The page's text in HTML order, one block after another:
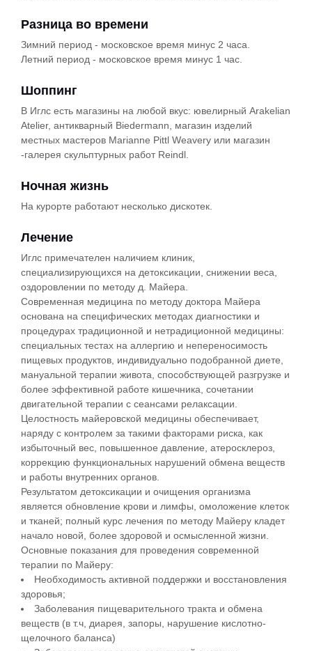
Разница во времени
Зимний период - московское время минус 2 часа.
Летний период - московское время минус 1 час.
Шоппинг
В Иглс есть магазины на любой вкус: ювелирный Arakelian
Atelier, антикварный Biedermann, магазин изделий
местных мастеров Marianne Pittl Weavery или магазин
-галерея скульптурных работ Reindl.
Ночная жизнь
На курорте работают несколько дискотек.
Лечение
Иглс примечателен наличием клиник,
специализирующихся на детоксикации, снижении веса,
оздоровлении по методу д. Майера.
Современная медицина по методу доктора Майера
основана на специфических методах диагностики и
процедурах традиционной и нетрадиционной медицины:
специальных тестах на аллергию и непереносимость
пищевых продуктов, индивидуально подобранной диете,
мануальной терапии живота, способствующей разгрузке и
более эффективной работе кишечника, сочетании
двигательной терапии с сеансами релаксации.
Целостность майеровской медицины обеспечивает,
наряду с контролем за такими факторами риска, как
избыточный вес, повышенное давление, атеросклероз,
коррекцию функциональных нарушений обмена веществ
и работы внутренних органов.
Результатом детоксикации и очищения организма
является обновление крови и лимфы, омоложение клеток
и тканей; полный курс лечения по методу Майеру кладет
начало новой, более здоровой и осмысленной жизни.
Основные показания для проведения современной
терапии по Майеру:
Необходимость активной поддержки и восстановления
здоровья;
Заболевания пищеварительного тракта и обмена
веществ (в т.ч, диарея, запоры, нарушение кислотно-
щелочного баланса)